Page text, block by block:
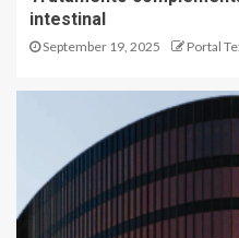
intestinal
September 19, 2025 Portal